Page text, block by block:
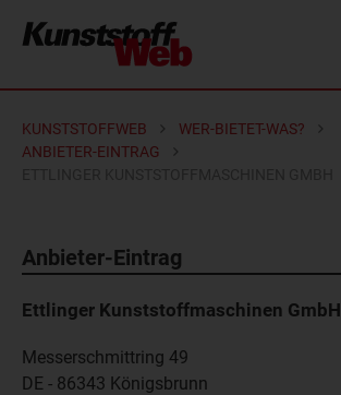
KUNSTSTOFFWEB
WER-BIETET-WAS?
ANBIETER-EINTRAG
Anbieter-Eintrag
Ettlinger Kunststoffmaschinen GmbH
Messerschmittring 49
DE - 86343 Königsbrunn